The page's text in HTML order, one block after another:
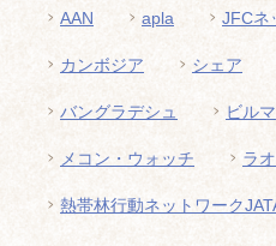
AAN apla JFCネ
カンボジア シェア
バングラデシュ ビルマ
メコン・ウォッチ ラ
熱帯林行動ネットワーク